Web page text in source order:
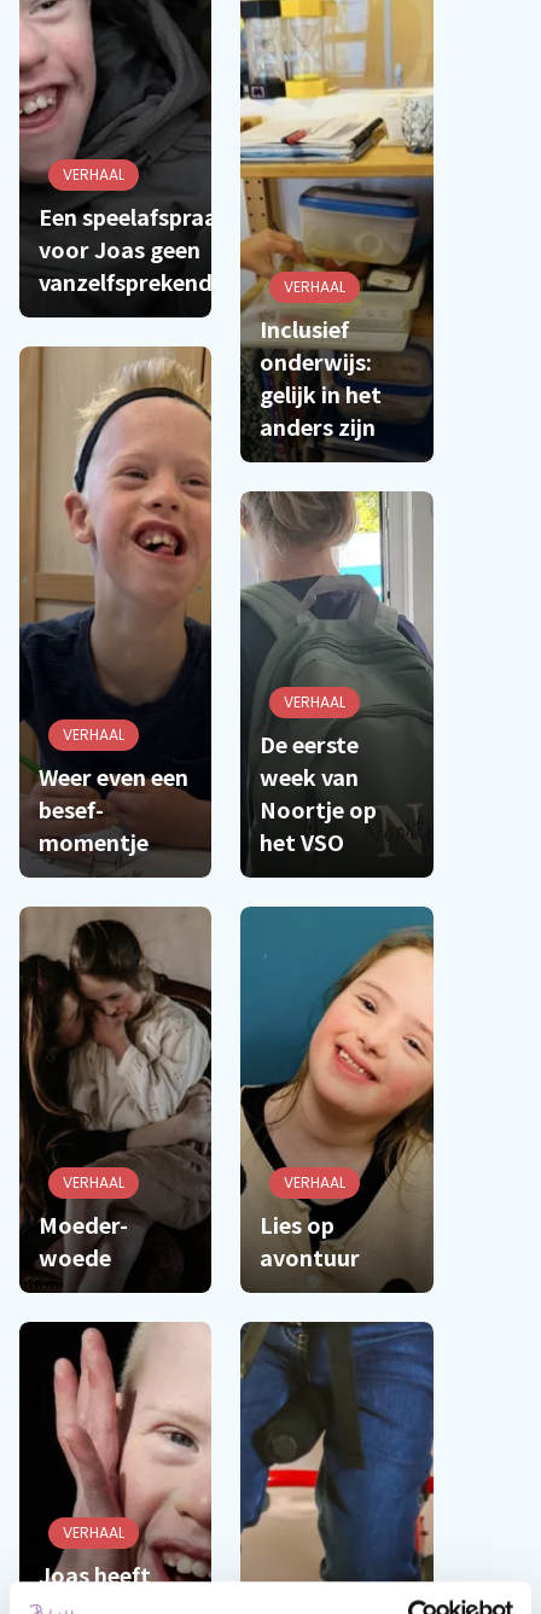
VERHAAL
Een speelafspraak is
voor Joas geen
vanzelfsprekendheid
VERHAAL
Inclusief
onderwijs:
gelijk in het
anders zijn
VERHAAL
Weer even een
besef-
momentje
VERHAAL
De eerste
week van
Noortje op
het VSO
VERHAAL
Moeder-
woede
VERHAAL
Lies op
avontuur
VERHAAL
Joas heeft
downsyndroom